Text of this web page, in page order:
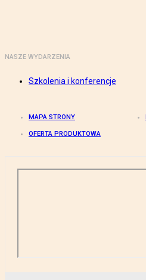
NASZE WYDARZENIA
Szkolenia i konferencje
MAPA STRONY
OFERTA PRODUKTOWA